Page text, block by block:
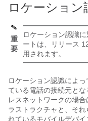
ロケーション
重
要
ロケーション認識
ートは、リリース
用されます。
ロケーション認識によ
ている電話の接続元と
レスネットワークの場
ラストラクチャと、そ
れているモバイルデバ